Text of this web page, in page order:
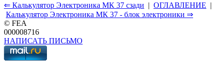
⇐ Калькулятор Электроника МК 37 сзади | ОГЛАВЛЕНИЕ |
Калькулятор Электроника МК 37 - блок электроники ⇒
© FEA
000008716
НАПИСАТЬ ПИСЬМО